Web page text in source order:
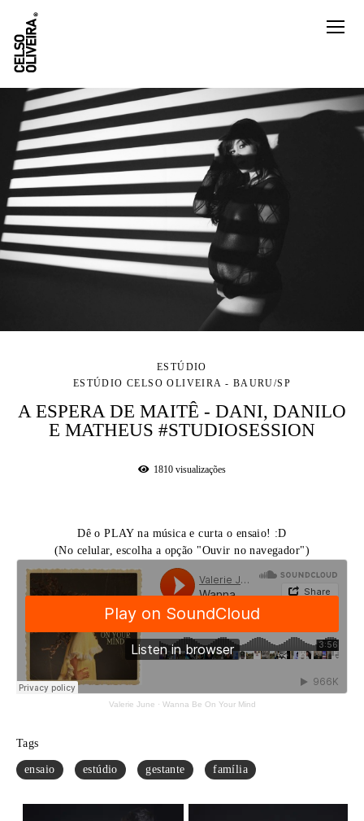
ESTÚDIO
ESTÚDIO CELSO OLIVEIRA - BAURU/SP
A ESPERA DE MAITÊ - DANI, DANILO
E MATHEUS #STUDIOSESSION
1810 visualizações
Dê o PLAY na música e curta o ensaio! :D
(No celular, escolha a opção "Ouvir no navegador")
Valerie June · Wanna Be On Your Mind
Tags
ensaio estúdio gestante família